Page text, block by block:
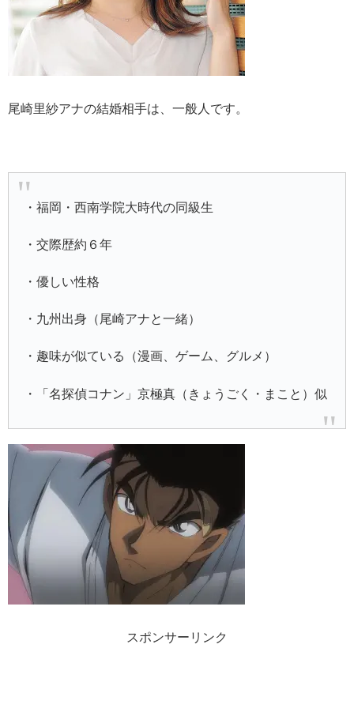
尾崎里紗アナの結婚相手は、一般人です。
・福岡・西南学院大時代の同級生
・交際歴約６年
・優しい性格
・九州出身（尾崎アナと一緒）
・趣味が似ている（漫画、ゲーム、グルメ）
・「名探偵コナン」京極真（きょうごく・まこと）似
スポンサーリンク